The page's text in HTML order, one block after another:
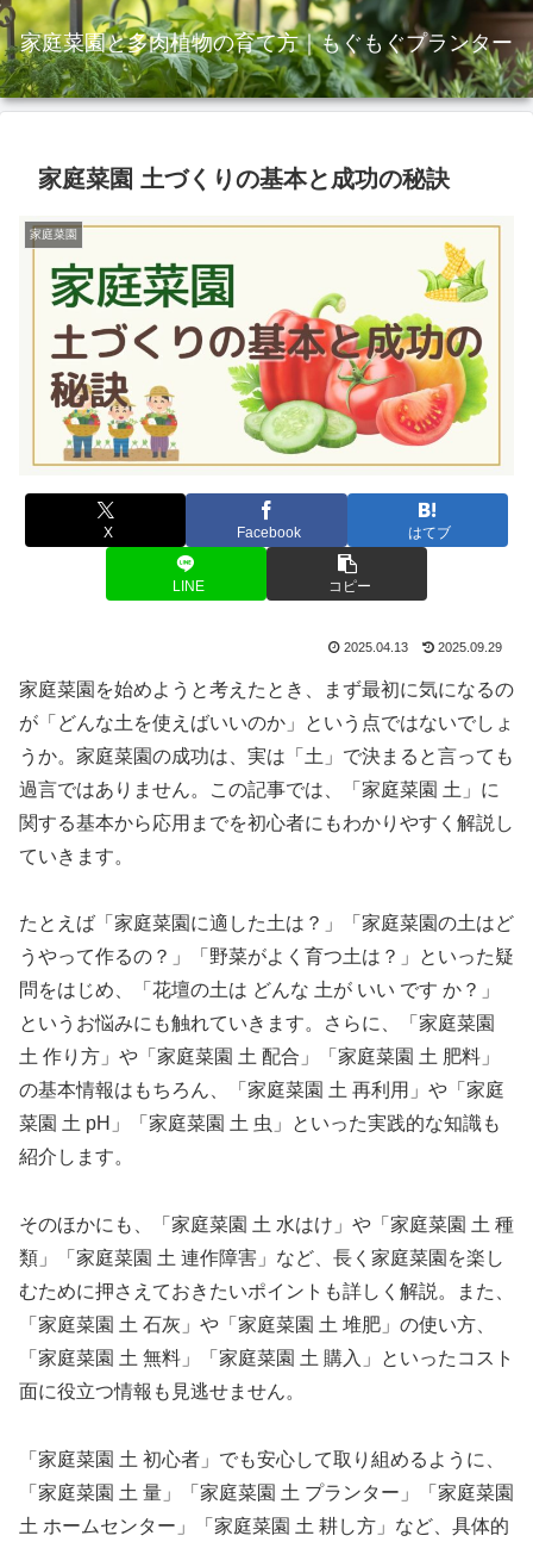
家庭菜園と多肉植物の育て方｜もぐもぐプランター
家庭菜園 土づくりの基本と成功の秘訣
家庭菜園
X Facebook はてブ
LINE コピー
2025.04.13 2025.09.29
家庭菜園を始めようと考えたとき、まず最初に気になるの
が「どんな土を使えばいいのか」という点ではないでしょ
うか。家庭菜園の成功は、実は「土」で決まると言っても
過言ではありません。この記事では、「家庭菜園 土」に
関する基本から応用までを初心者にもわかりやすく解説し
ていきます。
たとえば「家庭菜園に適した土は？」「家庭菜園の土はど
うやって作るの？」「野菜がよく育つ土は？」といった疑
問をはじめ、「花壇の土は どんな 土が いい です か？」
というお悩みにも触れていきます。さらに、「家庭菜園
土 作り方」や「家庭菜園 土 配合」「家庭菜園 土 肥料」
の基本情報はもちろん、「家庭菜園 土 再利用」や「家庭
菜園 土 pH」「家庭菜園 土 虫」といった実践的な知識も
紹介します。
そのほかにも、「家庭菜園 土 水はけ」や「家庭菜園 土 種
類」「家庭菜園 土 連作障害」など、長く家庭菜園を楽し
むために押さえておきたいポイントも詳しく解説。また、
「家庭菜園 土 石灰」や「家庭菜園 土 堆肥」の使い方、
「家庭菜園 土 無料」「家庭菜園 土 購入」といったコスト
面に役立つ情報も見逃せません。
「家庭菜園 土 初心者」でも安心して取り組めるように、
「家庭菜園 土 量」「家庭菜園 土 プランター」「家庭菜園
土 ホームセンター」「家庭菜園 土 耕し方」など、具体的